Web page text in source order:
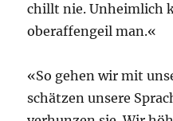
chillt nie. Unheimlich
oberaffengeil man.«
«So gehen wir mit
schätzen unsere